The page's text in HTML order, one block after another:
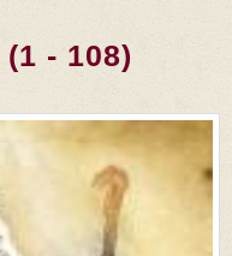
- 108)